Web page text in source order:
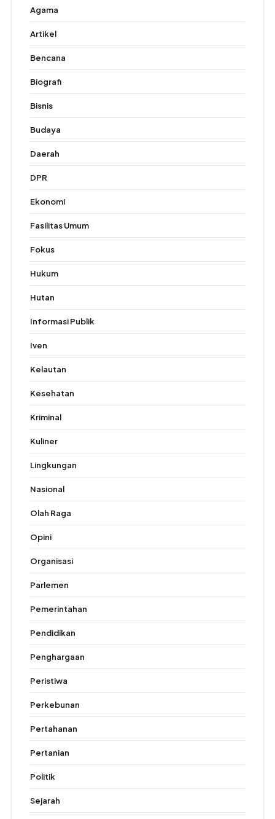
Agama
Artikel
Bencana
Biografi
Bisnis
Budaya
Daerah
DPR
Ekonomi
Fasilitas Umum
Fokus
Hukum
Hutan
Informasi Publik
Iven
Kelautan
Kesehatan
Kriminal
Kuliner
Lingkungan
Nasional
Olah Raga
Opini
Organisasi
Parlemen
Pemerintahan
Pendidikan
Penghargaan
Peristiwa
Perkebunan
Pertahanan
Pertanian
Politik
Sejarah